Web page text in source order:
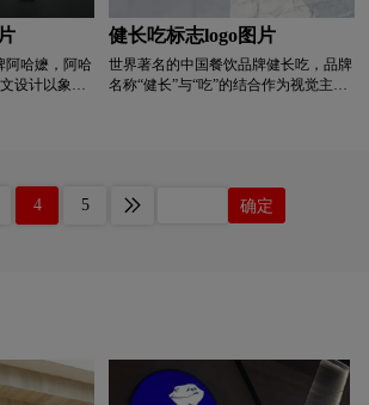
箱包logo设计 香水logo设计
鞋logo设计 医药logo设计
运动鞋logo设计 牙膏logo设计
中医logo设计 棕色logo设计
出工匠的心
提升品牌知
阿哈嬷，阿哈
设计以象形
健长吃标志logo图片
世界著名的中国餐饮品牌健长吃，品牌
名称“健长”与“吃”的结合作为视觉主题
流畅。 笔画末尾的起源，寓意着企业
发展的无限可能。 整体简洁，有趣，
4 5 确定